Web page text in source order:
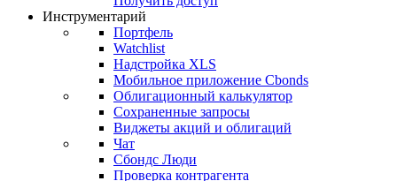
Откройте глобальную базу данных
Получить доступ
Инструментарий
Портфель
Watchlist
Надстройка XLS
Мобильное приложение Cbonds
Облигационный калькулятор
Сохраненные запросы